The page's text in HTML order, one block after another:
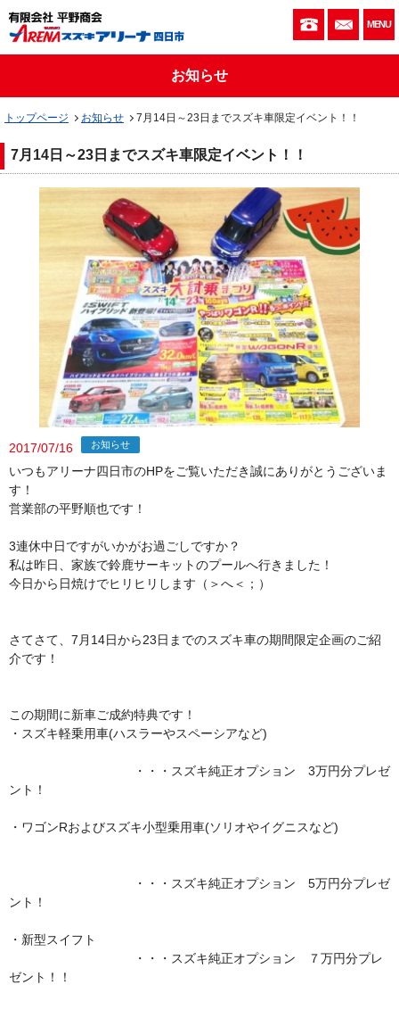
059-333-お問
MENU
お知らせ
トップページ お知らせ 7月14日～23日までスズキ車限定イベント！！
7月14日～23日までスズキ車限定イベント！！
2017/07/16 お知らせ
いつもアリーナ四日市のHPをご覧いただき誠にありがとうございま
す！
営業部の平野順也です！
3連休中日ですがいかがお過ごしですか？
私は昨日、家族で鈴鹿サーキットのプールへ行きました！
今日から日焼けでヒリヒリします（＞へ＜；）
さてさて、7月14日から23日までのスズキ車の期間限定企画のご紹
介です！
この期間に新車ご成約特典です！
・スズキ軽乗用車(ハスラーやスペーシアなど)
・・・スズキ純正オプション 3万円分プレゼ
ント！
・ワゴンRおよびスズキ小型乗用車(ソリオやイグニスなど)
・・・スズキ純正オプション 5万円分プレゼ
ント！
・新型スイフト
・・・スズキ純正オプション ７万円分プレ
ゼント！！